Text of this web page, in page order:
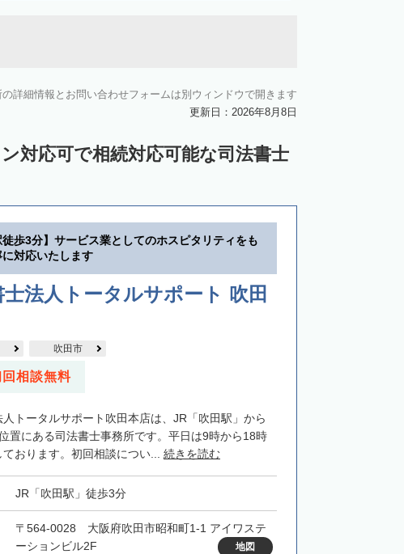
詳細情報とお問い合わせフォームは別ウィンドウで開きます
更新日：2026年8月8日
対応可で相続対応可能な司法書士
徒歩3分】サービス業としてのホスピタリティをも
に対応いたします
士法人トータルサポート 吹田
吹田市
回相談無料
トータルサポート吹田本店は、JR「吹田駅」から
置にある司法書士事務所です。平日は9時から18時
ております。初回相談につい... 続きを読む
JR「吹田駅」徒歩3分
〒564-0028 大阪府吹田市昭和町1-1 アイワステ
ーションビル2F
地図